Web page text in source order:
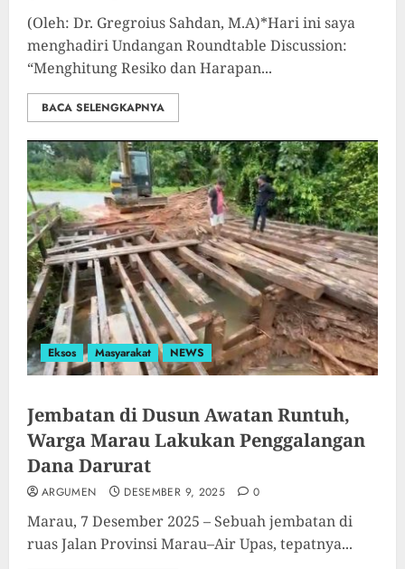
(Oleh: Dr. Gregroius Sahdan, M.A)*Hari ini saya
menghadiri Undangan Roundtable Discussion:
“Menghitung Resiko dan Harapan...
BACA SELENGKAPNYA
Eksos Masyarakat NEWS
Jembatan di Dusun Awatan Runtuh,
Warga Marau Lakukan Penggalangan
Dana Darurat
ARGUMEN DESEMBER 9, 2025 0
Marau, 7 Desember 2025 – Sebuah jembatan di
ruas Jalan Provinsi Marau–Air Upas, tepatnya...